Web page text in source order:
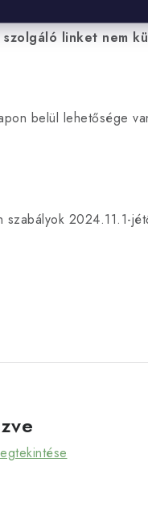
linket nem
belül lehetősége
2024.11.1-